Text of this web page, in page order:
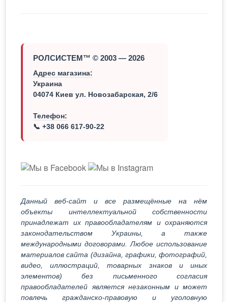
РОЛСИСТЕМ™ © 2003 — 2026
Адрес магазина:
Украина
04074 Киев ул. Новозабарская, 2/6
Телефон:
📞 +38 066 617-90-22
Данный веб-сайт и все размещённые на нём
объекты интеллектуальной собственности
принадлежат их правообладателям и охраняются
законодательством Украины, а также
международными договорами. Любое использование
материалов сайта (дизайна, графики, фотографий,
видео, иллюстраций, товарных знаков и иных
элементов) без письменного согласия
правообладателей является незаконным и может
повлечь гражданско-правовую и уголовную